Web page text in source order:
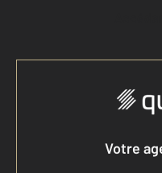
Votre